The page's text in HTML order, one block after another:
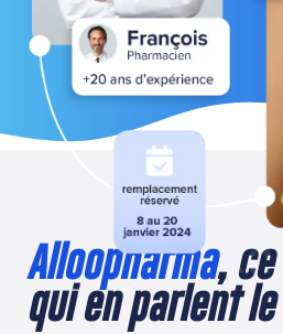
Alloopharma,
qui en parlent